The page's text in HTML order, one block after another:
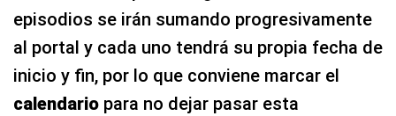
episodios se irán sumando progresivamente
al portal y cada uno tendrá su propia fecha de
inicio y fin, por lo que conviene marcar el
calendario para no dejar pasar esta